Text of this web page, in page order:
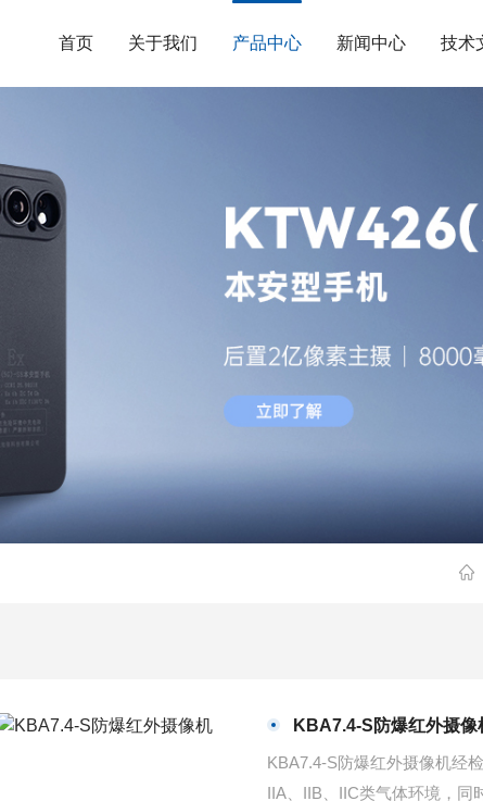
首页 关于我们 产品中心 新闻中心 技术
KBA7.4-S防爆红外摄像
KBA7.4-S防爆红外摄像机经
IIA、IIB、IIC类气体环境，同